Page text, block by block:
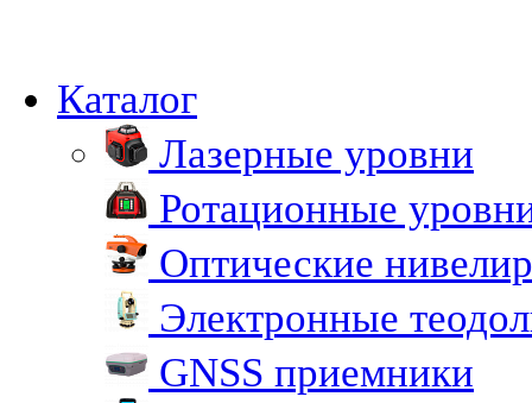
Каталог
Лазерные уровни
Ротационные
Оптические
Электронные
GNSS приемники